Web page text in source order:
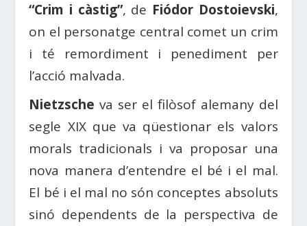
“Crim i càstig”, de Fiódor Dostoievski,
on el personatge central comet un crim
i té remordiment i penediment per
l’acció malvada.
Nietzsche va ser el filòsof alemany del
segle XIX que va qüestionar els valors
morals tradicionals i va proposar una
nova manera d’entendre el bé i el mal.
El bé i el mal no són conceptes absoluts
sinó dependents de la perspectiva de